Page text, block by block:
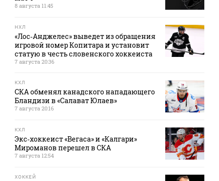
8 августа 11:45
НХЛ
«Лос‑Анджелес» выведет из обращения
игровой номер Копитара и установит
статую в честь словенского хоккеиста
7 августа 20:36
КХЛ
СКА обменял канадского нападающего
Бландизи в «Салават Юлаев»
7 августа 20:16
КХЛ
Экс‑хоккеист «Вегаса» и «Калгари»
Мироманов перешел в СКА
7 августа 12:54
ХОККЕЙ